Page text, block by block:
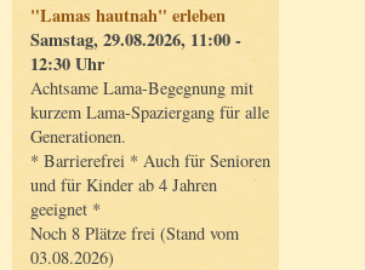
"Lamas hautnah" erleben
Samstag, 29.08.2026, 11:00 -
12:30 Uhr
Achtsame Lama-Begegnung mit
kurzem Lama-Spaziergang für alle
Generationen.
* Barrierefrei * Auch für Senioren
und für Kinder ab 4 Jahren
geeignet *
Noch 8 Plätze frei (Stand vom
03.08.2026)